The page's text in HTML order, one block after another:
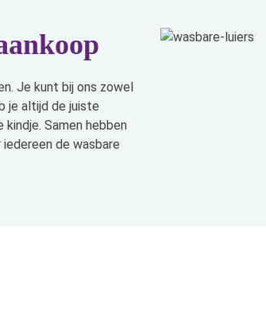
Je kunt bij ons zowel
je altijd de juiste
Samen hebben
iedereen de wasbare